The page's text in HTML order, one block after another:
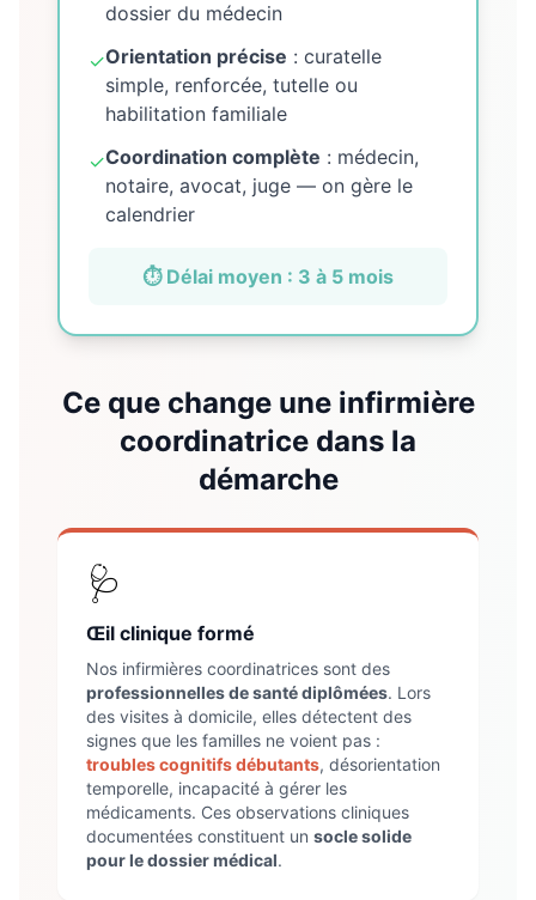
dossier du médecin
✓Orientation précise : curatelle
simple, renforcée, tutelle ou
habilitation familiale
✓Coordination complète : médecin,
notaire, avocat, juge — on gère le
calendrier
⏱️ Délai moyen : 3 à 5 mois
Ce que change une infirmière
coordinatrice dans la
démarche
🩺
Œil clinique formé
Nos infirmières coordinatrices sont des
professionnelles de santé diplômées. Lors
des visites à domicile, elles détectent des
signes que les familles ne voient pas :
troubles cognitifs débutants, désorientation
temporelle, incapacité à gérer les
médicaments. Ces observations cliniques
documentées constituent un socle solide
pour le dossier médical.